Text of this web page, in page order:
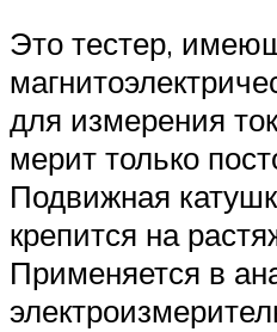
Это тестер,
для измерения
мерит только
Подвижная
крепится на
Применяется в